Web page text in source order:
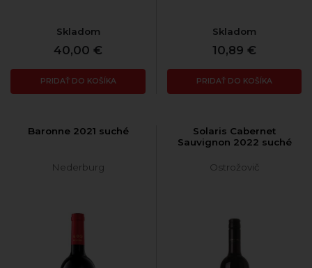
Skladom
40,00 €
PRIDAŤ DO KOŠÍKA
Skladom
10,89 €
PRIDAŤ DO KOŠÍKA
Baronne 2021 suché
Nederburg
Solaris Cabernet
Sauvignon 2022 suché
Ostrožovič